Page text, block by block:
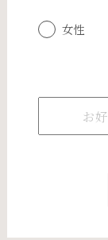
女性